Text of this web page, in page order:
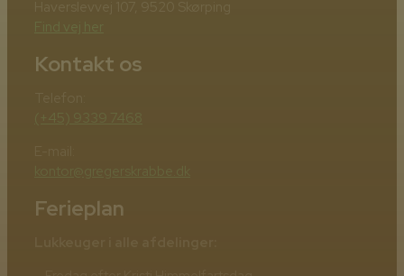
Find vej her
Kontakt os
Ferieplan